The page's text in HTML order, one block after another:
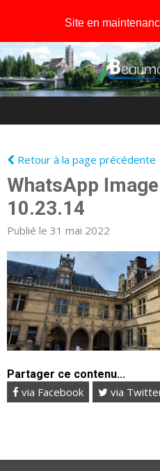
Retour à la page précédente
WhatsApp
10.23.14
Publié le 31 mai 2022
Partager ce contenu...
via Facebook via
Site en